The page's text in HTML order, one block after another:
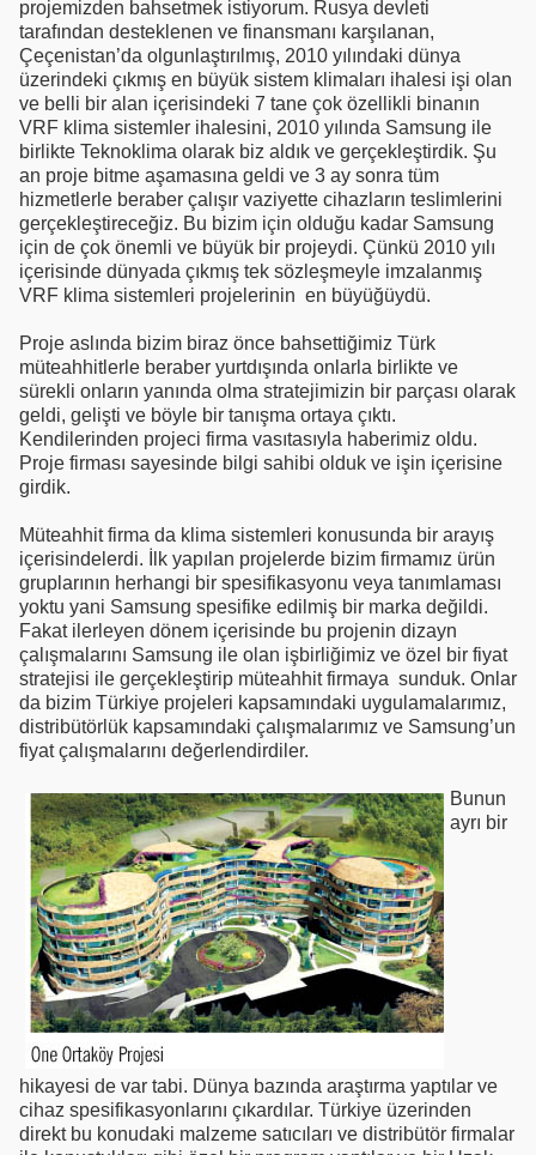
projemizden bahsetmek istiyorum. Rusya devleti
tarafından desteklenen ve finansmanı karşılanan,
Çeçenistan’da olgunlaştırılmış, 2010 yılındaki dünya
üzerindeki çıkmış en büyük sistem klimaları ihalesi işi olan
ve belli bir alan içerisindeki 7 tane çok özellikli binanın
VRF klima sistemler ihalesini, 2010 yılında Samsung ile
birlikte Teknoklima olarak biz aldık ve gerçekleştirdik. Şu
an proje bitme aşamasına geldi ve 3 ay sonra tüm
hizmetlerle beraber çalışır vaziyette cihazların teslimlerini
gerçekleştireceğiz. Bu bizim için olduğu kadar Samsung
için de çok önemli ve büyük bir projeydi. Çünkü 2010 yılı
içerisinde dünyada çıkmış tek sözleşmeyle imzalanmış
VRF klima sistemleri projelerinin en büyüğüydü.
Proje aslında bizim biraz önce bahsettiğimiz Türk
müteahhitlerle beraber yurtdışında onlarla birlikte ve
sürekli onların yanında olma stratejimizin bir parçası olarak
geldi, gelişti ve böyle bir tanışma ortaya çıktı.
Kendilerinden projeci firma vasıtasıyla haberimiz oldu.
Proje firması sayesinde bilgi sahibi olduk ve işin içerisine
girdik.
Müteahhit firma da klima sistemleri konusunda bir arayış
içerisindelerdi. İlk yapılan projelerde bizim firmamız ürün
gruplarının herhangi bir spesifikasyonu veya tanımlaması
yoktu yani Samsung spesifike edilmiş bir marka değildi.
Fakat ilerleyen dönem içerisinde bu projenin dizayn
çalışmalarını Samsung ile olan işbirliğimiz ve özel bir fiyat
stratejisi ile gerçekleştirip müteahhit firmaya sunduk. Onlar
da bizim Türkiye projeleri kapsamındaki uygulamalarımız,
distribütörlük kapsamındaki çalışmalarımız ve Samsung’un
fiyat çalışmalarını değerlendirdiler.
Bunun
ayrı bir
hikayesi de var tabi. Dünya bazında araştırma yaptılar ve
cihaz spesifikasyonlarını çıkardılar. Türkiye üzerinden
direkt bu konudaki malzeme satıcıları ve distribütör firmalar